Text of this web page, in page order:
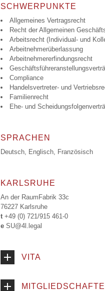
SCHWER­­PUNKTE
Allgemeines Vertragsrecht
Recht der Allgemeinen
Arbeitsrecht (Individual- und
Arbeitnehmerüberlassung
Arbeitnehmererfindungsrecht
Compliance
Handelsvertreter- und
Familienrecht
Ehe- und
SPRACHEN
Deutsch, Englisch, Französisch
KARLSRUHE
An der RaumFabrik 33c
76227 Karlsruhe
t +49 (0) 721/915 461-0
e SU
VITA